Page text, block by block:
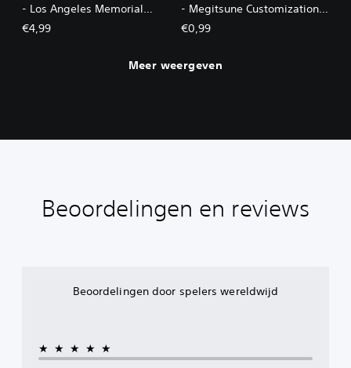
- Los Angeles Memorial
Coliseum
€4,99
- Megitsune Customization
Pack
€0,99
Meer weergeven
Beoordelingen en reviews
Beoordelingen door spelers wereldwijd
★★★★★